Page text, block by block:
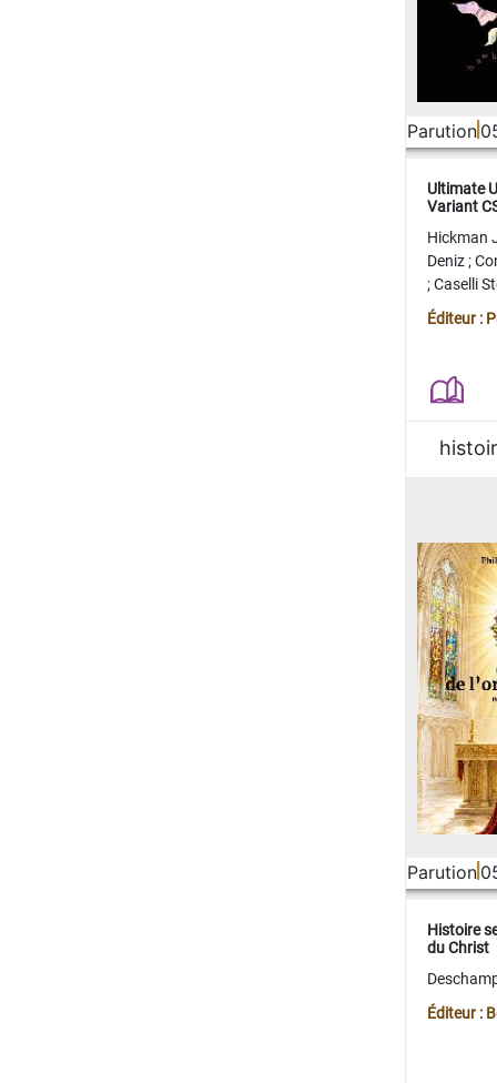
Parution
Ultimate
Variant
Hickman
Deniz;
;Caselli
Juan
Éditeur :
Parution
Histoire
du Christ
Éditeur :